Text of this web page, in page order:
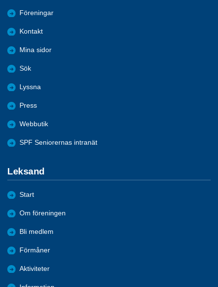
Föreningar
Kontakt
Mina sidor
Sök
Lyssna
Press
Webbutik
SPF Seniorernas intranät
Leksand
Start
Om föreningen
Bli medlem
Förmåner
Aktiviteter